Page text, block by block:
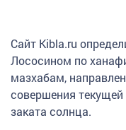
Сайт Kibla.ru
Лососином по
мазхабам,
совершения
заката солнца.